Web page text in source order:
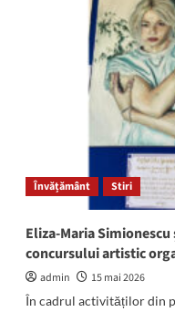
din
23
August
dispărut:
vedeți
Învățământ Stiri
Eliza-Maria
concursului artistic
admin
15 mai 2026
În cadrul activităților din